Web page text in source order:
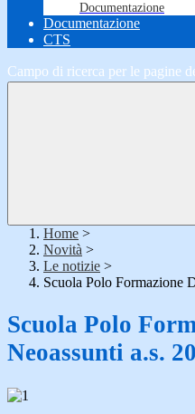
Documentazione
Documentazione
CTS
Campo di ricerca per le pagine
Home >
Novità >
Le notizie >
Scuola Polo Formazione
Scuola Polo
Neoassunti a.s.